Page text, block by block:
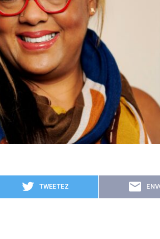
TWEETEZ